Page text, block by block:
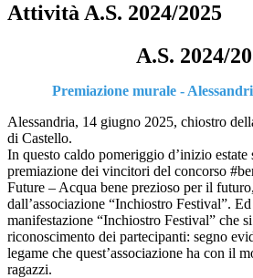
Attività A.S. 2024/2025
A.S. 2024/
Premiazione murale -
Alessandria, 14 giugno 2025, chiostro
di Castello.
In questo caldo pomeriggio d’inizio
premiazione dei vincitori del concorso
Future – Acqua bene prezioso per il
dall’associazione “Inchiostro Festival”.
manifestazione “Inchiostro Festival” che
riconoscimento dei partecipanti: segno
legame che quest’associazione ha con il
ragazzi.